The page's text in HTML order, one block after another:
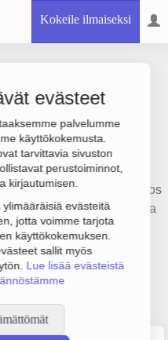
Kokeile ilmaiseksi
evästeet
palvelumme
käyttökokemusta.
tarvittavia sivuston
perustoiminnot,
kirjautumisen.
evästeitä
jotta voimme tarjota
käyttökokemuksen.
sallit myös
Lue lisää evästeistä
Oy
on 6.5 milj. € ja tulos
saatavilla oleva
ja sijainti Vaasa.
(OY).